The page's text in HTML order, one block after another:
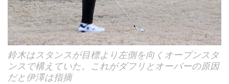
鈴木はスタンスが目標より左側を向くオープンスタ
ンスで構えていた。これがダフリとオーバーの原因
だと伊澤は指摘